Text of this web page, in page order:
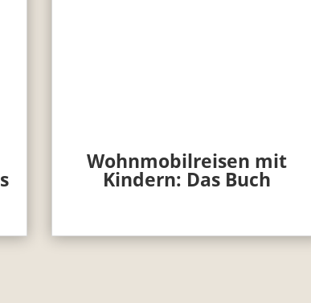
Wohnmobilreisen mit
Kindern: Das Buch